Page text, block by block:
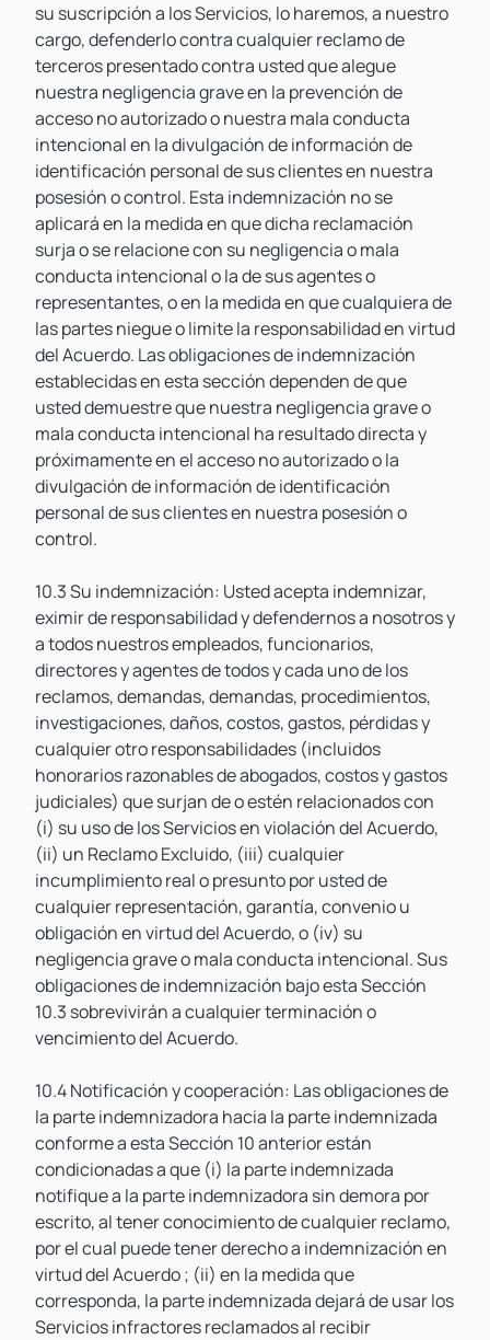
su suscripción a los Servicios, lo haremos, a nuestro
cargo, defenderlo contra cualquier reclamo de
terceros presentado contra usted que alegue
nuestra negligencia grave en la prevención de
acceso no autorizado o nuestra mala conducta
intencional en la divulgación de información de
identificación personal de sus clientes en nuestra
posesión o control. Esta indemnización no se
aplicará en la medida en que dicha reclamación
surja o se relacione con su negligencia o mala
conducta intencional o la de sus agentes o
representantes, o en la medida en que cualquiera de
las partes niegue o limite la responsabilidad en virtud
del Acuerdo. Las obligaciones de indemnización
establecidas en esta sección dependen de que
usted demuestre que nuestra negligencia grave o
mala conducta intencional ha resultado directa y
próximamente en el acceso no autorizado o la
divulgación de información de identificación
personal de sus clientes en nuestra posesión o
control.
10.3 Su indemnización: Usted acepta indemnizar,
eximir de responsabilidad y defendernos a nosotros y
a todos nuestros empleados, funcionarios,
directores y agentes de todos y cada uno de los
reclamos, demandas, demandas, procedimientos,
investigaciones, daños, costos, gastos, pérdidas y
cualquier otro responsabilidades (incluidos
honorarios razonables de abogados, costos y gastos
judiciales) que surjan de o estén relacionados con
(i) su uso de los Servicios en violación del Acuerdo,
(ii) un Reclamo Excluido, (iii) cualquier
incumplimiento real o presunto por usted de
cualquier representación, garantía, convenio u
obligación en virtud del Acuerdo, o (iv) su
negligencia grave o mala conducta intencional. Sus
obligaciones de indemnización bajo esta Sección
10.3 sobrevivirán a cualquier terminación o
vencimiento del Acuerdo.
10.4 Notificación y cooperación: Las obligaciones de
la parte indemnizadora hacia la parte indemnizada
conforme a esta Sección 10 anterior están
condicionadas a que (i) la parte indemnizada
notifique a la parte indemnizadora sin demora por
escrito, al tener conocimiento de cualquier reclamo,
por el cual puede tener derecho a indemnización en
virtud del Acuerdo ; (ii) en la medida que
corresponda, la parte indemnizada dejará de usar los
Servicios infractores reclamados al recibir